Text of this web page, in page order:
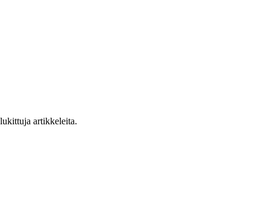
artikkeleita.